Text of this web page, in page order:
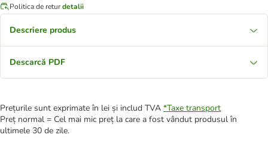
Politica de returdetalii
Descriere produs
Descarcă PDF
Prețurile sunt exprimate în lei și includ TVA *Taxe transport
Preț normal = Cel mai mic preț la care a fost vândut produsul în
ultimele 30 de zile.